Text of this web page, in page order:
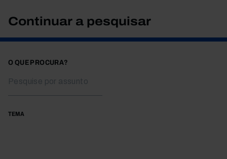
Continuar a pesquisar
O QUE PROCURA?
TEMA